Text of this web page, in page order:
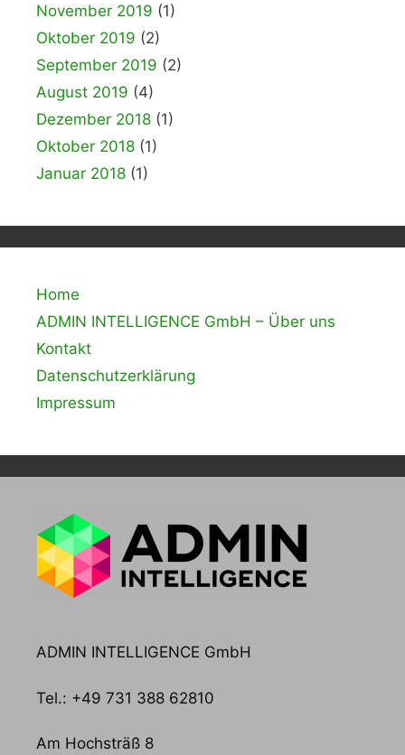
November 2019 (1)
Oktober 2019 (2)
September 2019 (2)
August 2019 (4)
Dezember 2018 (1)
Oktober 2018 (1)
Januar 2018 (1)
Home
ADMIN INTELLIGENCE GmbH – Über uns
Kontakt
Datenschutzerklärung
Impressum
ADMIN INTELLIGENCE GmbH
Tel.: +49 731 388 62810
Am Hochsträß 8